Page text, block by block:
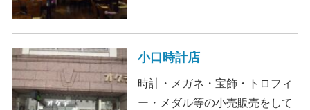
小口時計店
時計・メガネ・宝飾・トロフィ
ー・メダル等の小売販売をして